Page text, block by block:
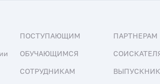
ПОСТУПАЮЩИМ
ОБУЧАЮЩИМСЯ
СОТРУДНИКАМ
ПАРТНЕРАМ